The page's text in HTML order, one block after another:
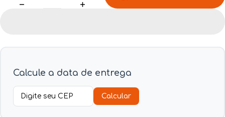
Calcule a data de entrega
Calcular